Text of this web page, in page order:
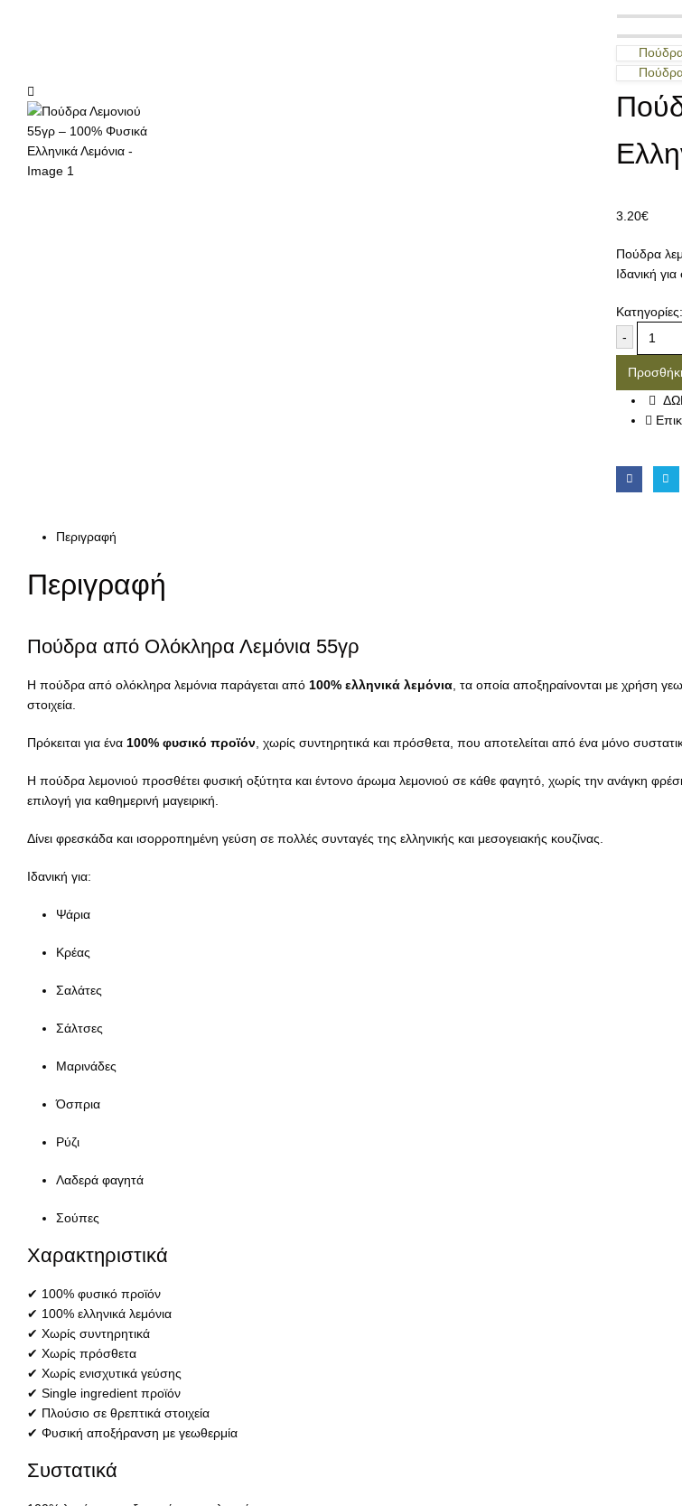
3.20€
Πούδρα
Ιδανική
Κατηγορίες:
-
Περιγραφή
Περιγραφή
Πούδρα από Ολόκληρα Λεμόνια 55γρ
Η πούδρα από ολόκληρα λεμόνια παράγεται από 100% ελληνικά λεμόνια , τα οποία αποξηραίνονται με χρήση
στοιχεία.
Πρόκειται για ένα 100% φυσικό προϊόν , χωρίς συντηρητικά και πρόσθετα, που αποτελείται από ένα μόνο
Η πούδρα λεμονιού προσθέτει φυσική οξύτητα και έντονο άρωμα λεμονιού σε κάθε φαγητό, χωρίς την ανάγκη
επιλογή για καθημερινή μαγειρική.
Δίνει φρεσκάδα και ισορροπημένη γεύση σε πολλές συνταγές της ελληνικής και μεσογειακής κουζίνας.
Ιδανική για:
Ψάρια
Κρέας
Σαλάτες
Σάλτσες
Μαρινάδες
Όσπρια
Ρύζι
Λαδερά φαγητά
Σούπες
Χαρακτηριστικά
✔ 100% φυσικό προϊόν
✔ 100% ελληνικά λεμόνια
✔ Χωρίς συντηρητικά
✔ Χωρίς πρόσθετα
✔ Χωρίς ενισχυτικά γεύσης
✔ Single ingredient προϊόν
✔ Πλούσιο σε θρεπτικά στοιχεία
✔ Φυσική αποξήρανση με γεωθερμία
Συστατικά